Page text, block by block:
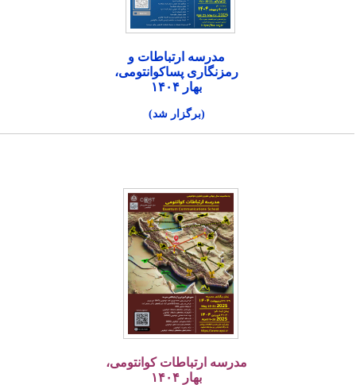
مدرسه ارتباطات و
رمزنگاری پساکوانتومی،
بهار ۱۴۰۴
(برگزار شد)
مدرسه ارتباطات کوانتومی،
بهار ۱۴۰۴